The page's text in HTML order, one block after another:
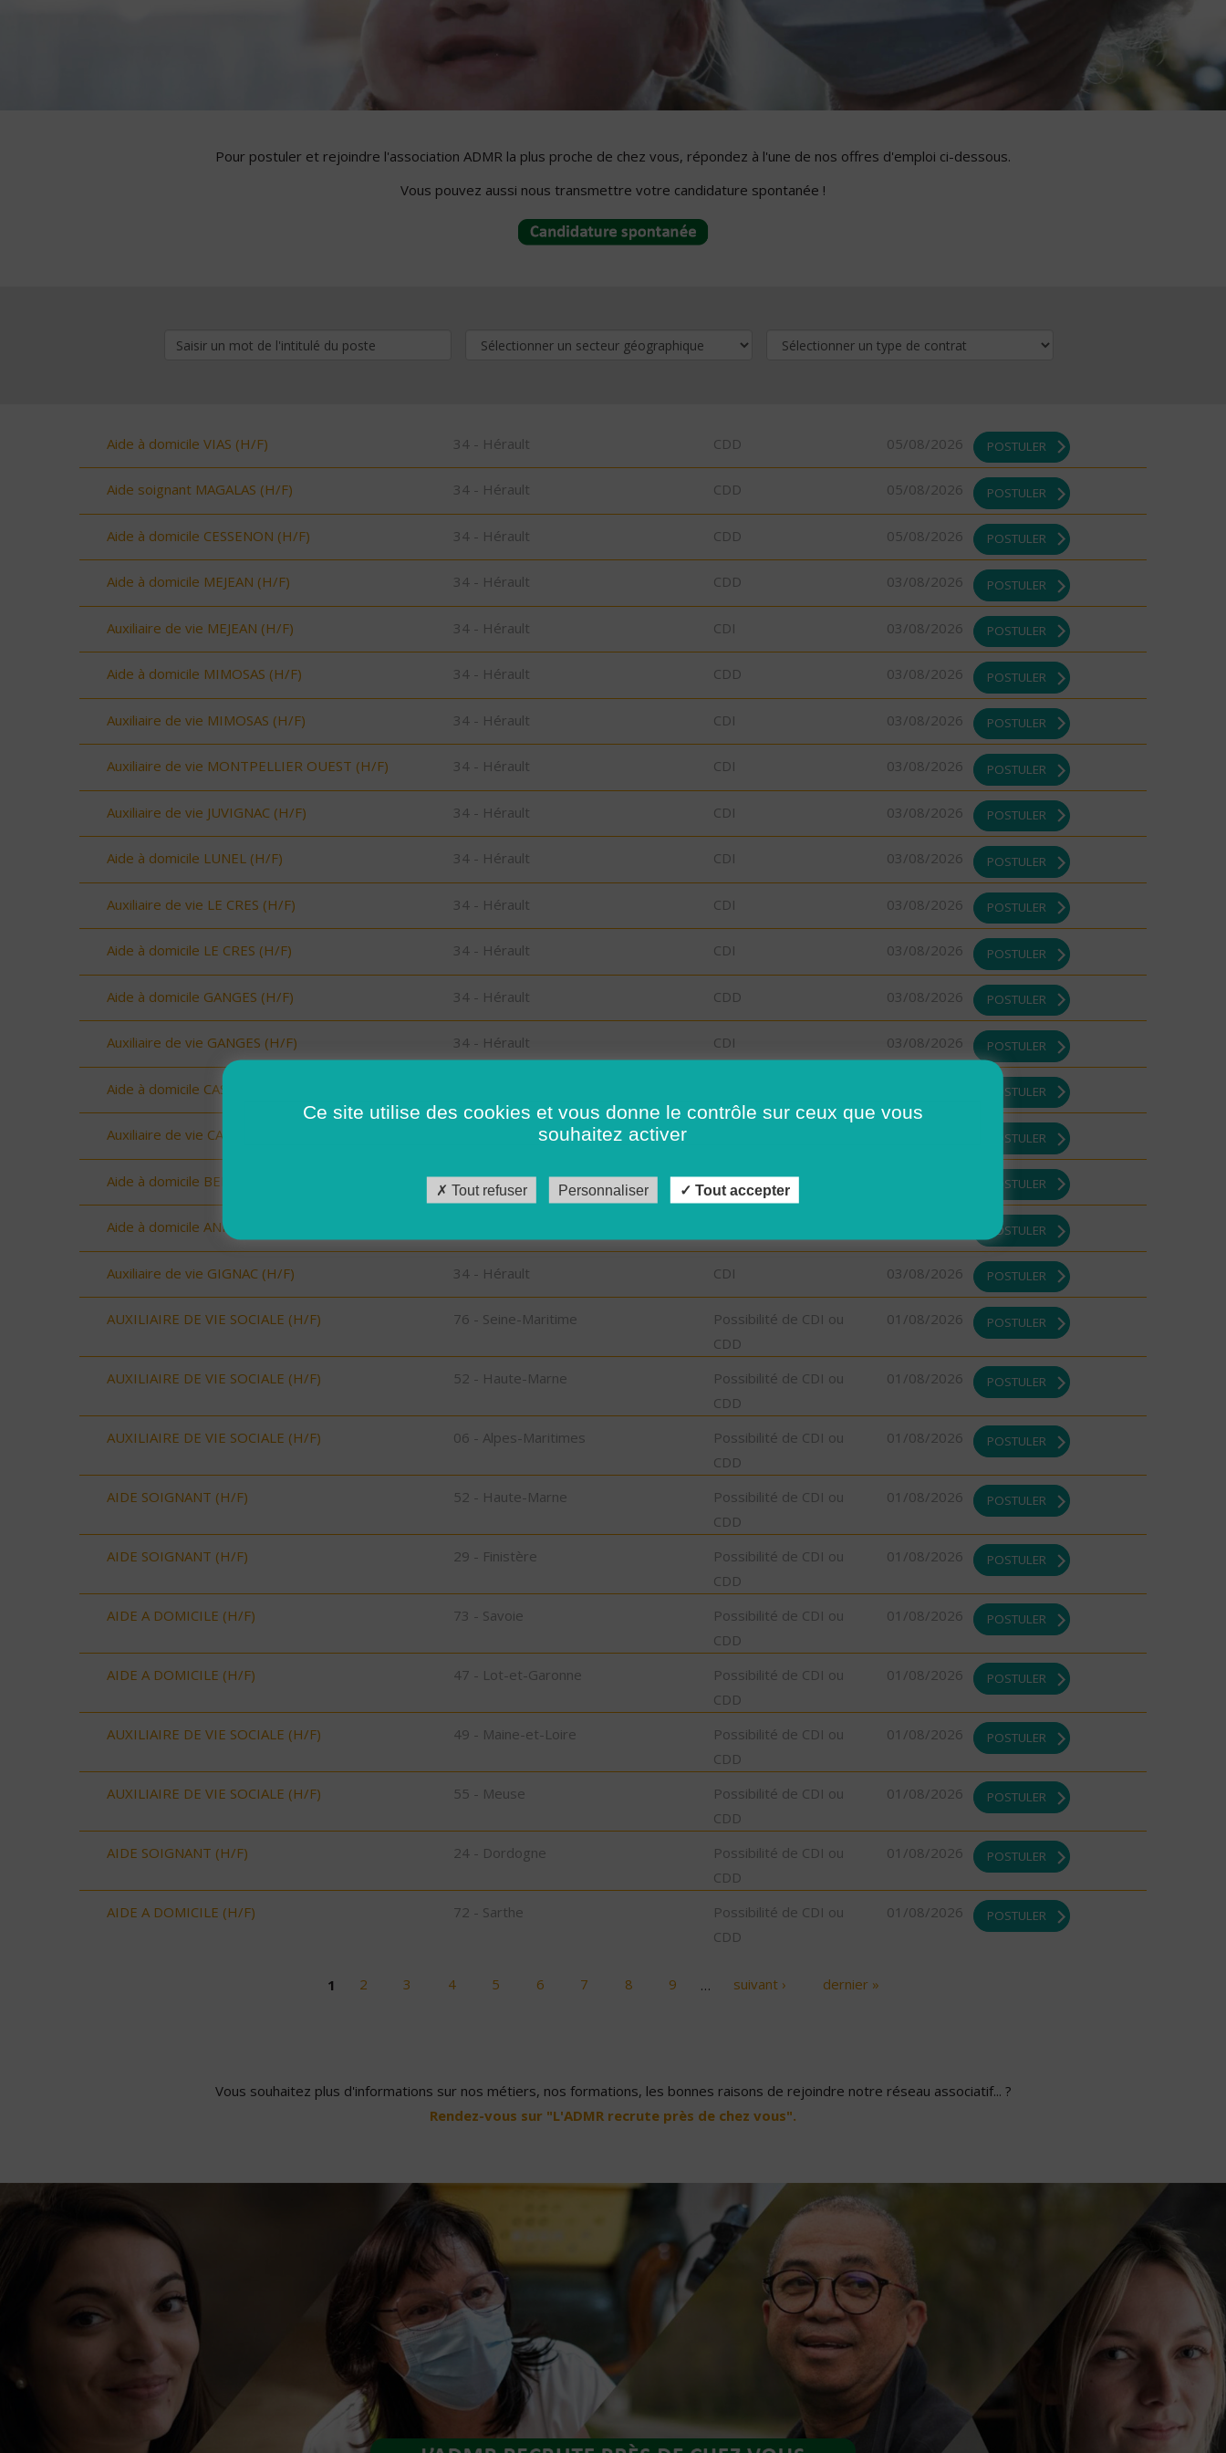
Pour postuler et rejoindre l'association ADMR la plus proche de chez vous, répondez à l'une de nos offres d'emploi ci-dessous.
Vous pouvez aussi nous transmettre votre candidature spontanée !
Aide à domicile VIAS (H/F) 34 - Hérault CDD 05/08/2026 POSTULER
Aide soignant MAGALAS (H/F) 34 - Hérault CDD 05/08/2026 POSTULER
Aide à domicile CESSENON (H/F) 34 - Hérault CDD 05/08/2026 POSTULER
Aide à domicile MEJEAN (H/F) 34 - Hérault CDD 03/08/2026 POSTULER
Auxiliaire de vie MEJEAN (H/F) 34 - Hérault CDI 03/08/2026 POSTULER
Aide à domicile MIMOSAS (H/F) 34 - Hérault CDD 03/08/2026 POSTULER
Auxiliaire de vie MIMOSAS (H/F) 34 - Hérault CDI 03/08/2026 POSTULER
Auxiliaire de vie MONTPELLIER OUEST (H/F) 34 - Hérault CDI 03/08/2026 POSTULER
Auxiliaire de vie JUVIGNAC (H/F) 34 - Hérault CDI 03/08/2026 POSTULER
Aide à domicile LUNEL (H/F) 34 - Hérault CDI 03/08/2026 POSTULER
Auxiliaire de vie LE CRES (H/F) 34 - Hérault CDI 03/08/2026 POSTULER
Aide à domicile LE CRES (H/F) 34 - Hérault CDI 03/08/2026 POSTULER
Aide à domicile GANGES (H/F) 34 - Hérault CDD 03/08/2026 POSTULER
Auxiliaire de vie GANGES (H/F) 34 - Hérault CDI 03/08/2026 POSTULER
Aide à domicile CASTRIES (H/F) POSTULER
Auxiliaire de vie CASTRIES (H/F) POSTULER
Aide à domicile BERANGE (H/F) 34 - Hérault CDI POSTULER
Aide à domicile ANIANE (H/F) POSTULER
Auxiliaire de vie GIGNAC (H/F) 34 - Hérault CDI 03/08/2026 POSTULER
AUXILIAIRE DE VIE SOCIALE (H/F) 76 - Seine-Maritime
Possibilité de CDI ou
CDD
01/08/2026 POSTULER
AUXILIAIRE DE VIE SOCIALE (H/F) 52 - Haute-Marne
Possibilité de CDI ou
CDD
01/08/2026 POSTULER
AUXILIAIRE DE VIE SOCIALE (H/F) 06 - Alpes-Maritimes
Possibilité de CDI ou
CDD
01/08/2026 POSTULER
AIDE SOIGNANT (H/F) 52 - Haute-Marne
Possibilité de CDI ou
CDD
01/08/2026 POSTULER
AIDE SOIGNANT (H/F) 29 - Finistère
Possibilité de CDI ou
CDD
01/08/2026 POSTULER
AIDE A DOMICILE (H/F) 73 - Savoie
Possibilité de CDI ou
CDD
01/08/2026 POSTULER
AIDE A DOMICILE (H/F) 47 - Lot-et-Garonne
Possibilité de CDI ou
CDD
01/08/2026 POSTULER
AUXILIAIRE DE VIE SOCIALE (H/F) 49 - Maine-et-Loire
Possibilité de CDI ou
CDD
01/08/2026 POSTULER
AUXILIAIRE DE VIE SOCIALE (H/F) 55 - Meuse
Possibilité de CDI ou
CDD
01/08/2026 POSTULER
AIDE SOIGNANT (H/F) 24 - Dordogne
Possibilité de CDI ou
CDD
01/08/2026 POSTULER
AIDE A DOMICILE (H/F) 72 - Sarthe
Possibilité de CDI ou
CDD
01/08/2026 POSTULER
1 2 3 4 5 6 7 8 9 … suivant › dernier »
Vous souhaitez plus d'informations sur nos métiers, nos formations, les bonnes raisons de rejoindre notre réseau associatif... ?
Rendez-vous sur "L'ADMR recrute près de chez vous".
Ce site utilise des cookies et vous donne le contrôle sur ceux que vous
souhaitez activer
Tout refuser Personnaliser Tout accepter